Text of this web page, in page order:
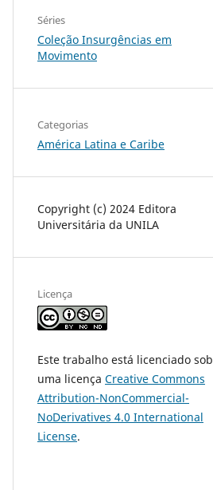
Séries
Coleção Insurgências em
Movimento
Categorias
América Latina e Caribe
Copyright (c) 2024 Editora
Universitária da UNILA
Licença
Este trabalho está licenciado sob
uma licença Creative Commons
Attribution-NonCommercial-
NoDerivatives 4.0 International
License.